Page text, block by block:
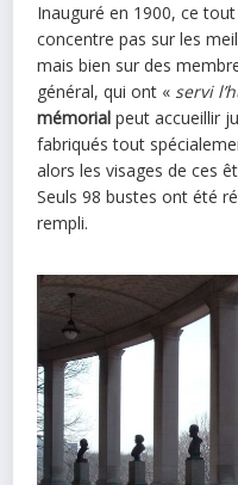
Inauguré en 1900, ce
concentre pas sur les
mais bien sur des
général, qui ont « servi
mémorial peut accueillir
fabriqués tout
alors les visages de ces
Seuls 98 bustes ont été
rempli.